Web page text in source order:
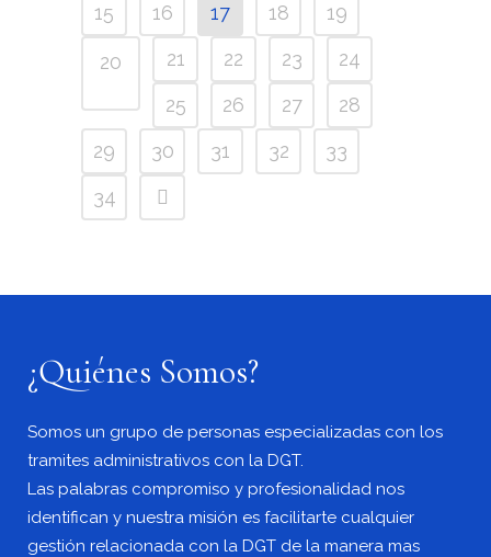
15
16 17 18 19
20 21 22 23
24
25
26 27
28
29
30 31 32
33
34
¿Quiénes Somos?
Somos un grupo de personas especializadas con los
tramites administrativos con la DGT.
Las palabras compromiso y profesionalidad nos
identifican y nuestra misión es facilitarte cualquier
gestión relacionada con la DGT de la manera mas